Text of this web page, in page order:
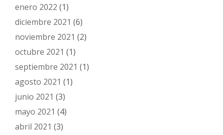
enero 2022 (1)
diciembre 2021 (6)
noviembre 2021 (2)
octubre 2021 (1)
septiembre 2021 (1)
agosto 2021 (1)
junio 2021 (3)
mayo 2021 (4)
abril 2021 (3)